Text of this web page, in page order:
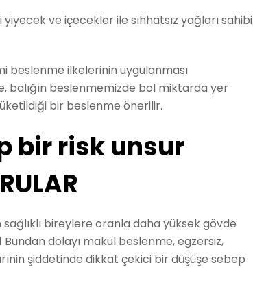
ve içecekler ile sıhhatsız yağları sahibi
beslenme ilkelerinin uygulanması
balığın beslenmemizde bol miktarda yer
bir beslenme önerilir.
bir risk unsur
sağlıklı bireylere oranla daha yüksek gövde
dolayı makul beslenme, egzersiz,
şiddetinde dikkat çekici bir düşüşe sebep